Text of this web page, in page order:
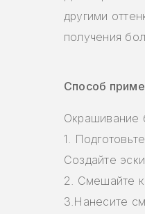
другими
получения
Способ
Окрашивание
1.
Создайте
2. Смешайте
3.Нанесите